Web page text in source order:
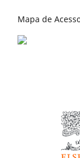
Mapa de